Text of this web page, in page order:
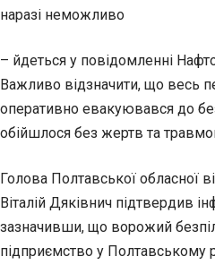
наразі неможливо
– йдеться у повідомленні
Важливо відзначити, що весь
оперативно евакуювався до
обійшлося без жертв та
Голова Полтавської обласної
Віталій Дяківнич підтвердив
зазначивши, що ворожий
підприємство у Полтавському